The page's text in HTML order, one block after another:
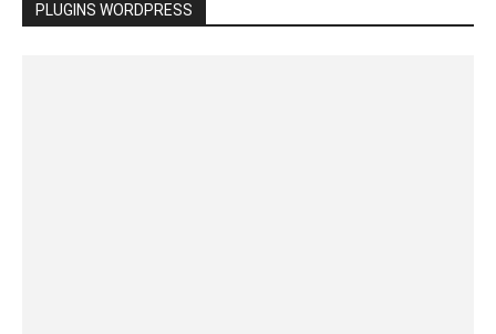
PLUGINS WORDPRESS